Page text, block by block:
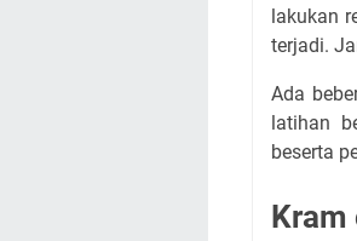
lakukan
terjadi.
Ada
latihan
beserta